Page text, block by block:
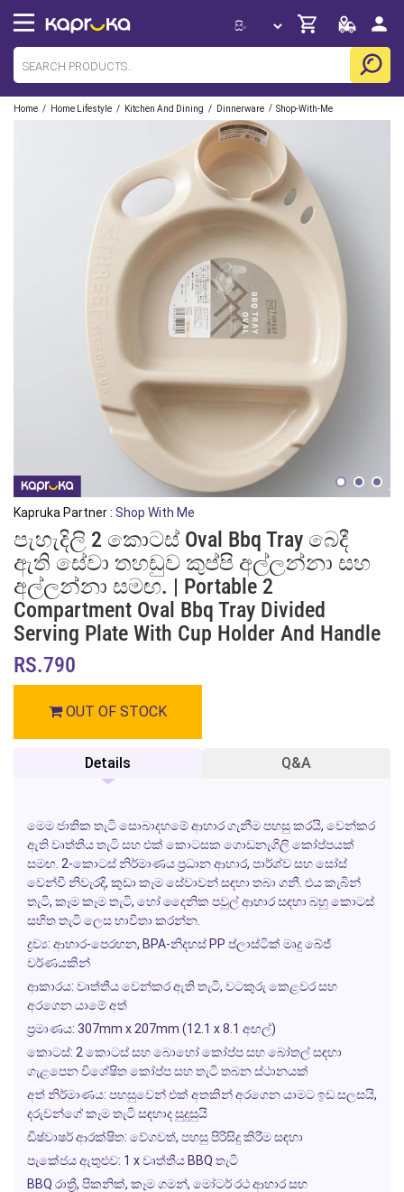
Home / Home Lifestyle / Kitchen And Dining / Dinnerware / Shop-With-Me
Kapruka Partner : Shop With Me
පැහැදිලි 2 කොටස් Oval Bbq Tray බෙදී
ඇති සේවා තහඩුව කුප්පි අල්ලන්නා සහ
අල්ලන්නා සමඟ. | Portable 2
Compartment Oval Bbq Tray Divided
Serving Plate With Cup Holder And Handle
RS.790
OUT OF STOCK
Details Q&A
මෙම ජාතික තැටි සොබාදහමේ ආහාර ගැනීම පහසු කරයි, වෙන්කර
ඇති වෘත්තීය තැටි සහ එක් කොටසක ගොඩනැගිලි කෝප්පයක්
සමඟ. 2-කොටස් නිර්මාණය ප්‍රධාන ආහාර, පාර්ශ්ව සහ සෝස්
වෙන්වී නිවැරදි, කුඩා කෑම සේවාවන් සඳහා තබා ගනී. එය කැබින්
තැටි, කෑම කෑම තැටි, හෝ දෛනික පවුල් ආහාර සඳහා බහු කොටස්
සහිත තැටි ලෙස භාවිතා කරන්න.
ද්‍රව්‍ය: ආහාර-පෙරහන, BPA-නිදහස් PP ප්ලාස්ටික් මෘදු බේජ්
වර්ණයකින්
ආකාරය: වෘත්තීය වෙන්කර ඇති තැටි, වටකුරු කෙළවර සහ
අරගෙන යාමේ අත්
ප්‍රමාණය: 307mm x 207mm (12.1 x 8.1 අඟල්)
කොටස්: 2 කොටස් සහ බොහෝ කෝප්ප සහ බෝතල් සඳහා
ගැළපෙන විශේෂිත කෝප්ප සහ තැටි තබන ස්ථානයක්
අත් නිර්මාණය: පහසුවෙන් එක් අතකින් අරගෙන යාමට ඉඩ සලසයි,
දරුවන්ගේ කෑම තැටි සඳහාද සුදුසුයි
ඩිෂ්වාෂර් ආරක්ෂිත: වේගවත්, පහසු පිරිසිදු කිරීම සඳහා
පැකේජය ඇතුළුව: 1 x වෘත්තීය BBQ තැටි
BBQ රාත්‍රී, පිකනික්, කෑම ගමන්, මෝටර් රථ ආහාර සහ